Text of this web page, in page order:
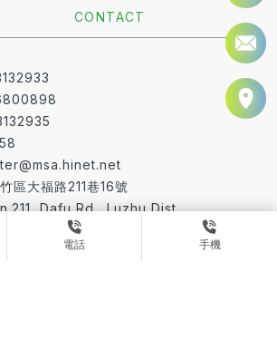
電話 手機
區大福路211巷16號
Dafu Rd., Luzhu Dist.,
Taiwan (R.O.C.)
CONTACT